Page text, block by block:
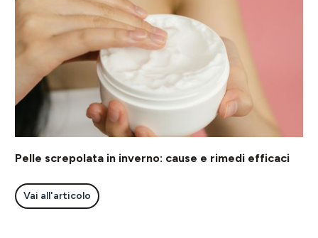
Pelle screpolata in inverno: cause e rimedi efficaci
Vai all'articolo